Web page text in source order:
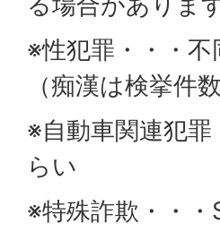
※性犯罪・・・
（痴漢は検挙件数
※自動車関連犯
らい
※特殊詐欺・・